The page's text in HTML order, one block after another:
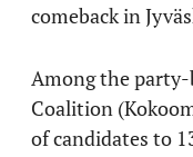
comeback in
Among the
Coalition
of candidates to